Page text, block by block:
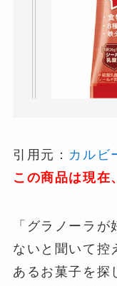
引用元： カルビ
この商品は現在
「グラノーラ
ないと聞いて控
あるお菓子を探